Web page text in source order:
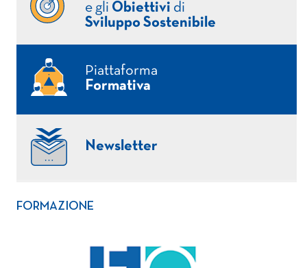
e gli Obiettivi di
Sviluppo Sostenibile
Piattaforma
Formativa
Newsletter
FORMAZIONE